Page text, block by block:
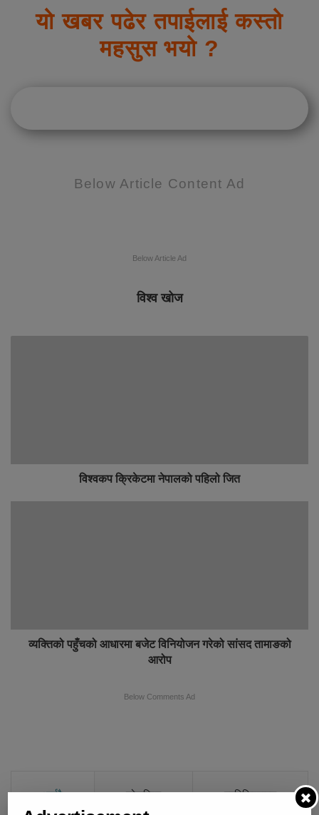
यो खबर पढेर तपाईलाई कस्तो
महसुस भयो ?
Below Article Content Ad
Below Article Ad
विश्व खोज
विश्वकप क्रिकेटमा नेपालको पहिलो जित
व्यक्तिको पहुँचको आधारमा बजेट विनियोजन गरेको सांसद तामाङको
आरोप
Below Comments Ad
भर्खरै लोकप्रिय प्रतिक्रियाहरु